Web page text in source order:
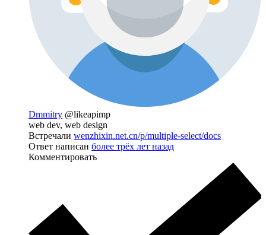
Dmmitry @likeapimp
web dev, web design
Встречали wenzhixin.net.cn/p/multiple-select/docs
Ответ написан более трёх лет назад
Комментировать